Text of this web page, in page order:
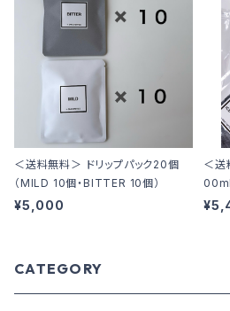
＜送料無料＞ ドリップパック20個
（MILD 10個・BITTER 10個）
¥5,000
＜送
CATEGORY